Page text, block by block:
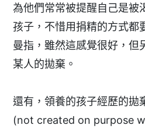
為他們常常被提醒自己是被
孩子，不惜用捐精的方式都
曼指，雖然這感覺很好，但
某人的拋棄。
還有，領養的孩子經歷的拋
(not created on purpose